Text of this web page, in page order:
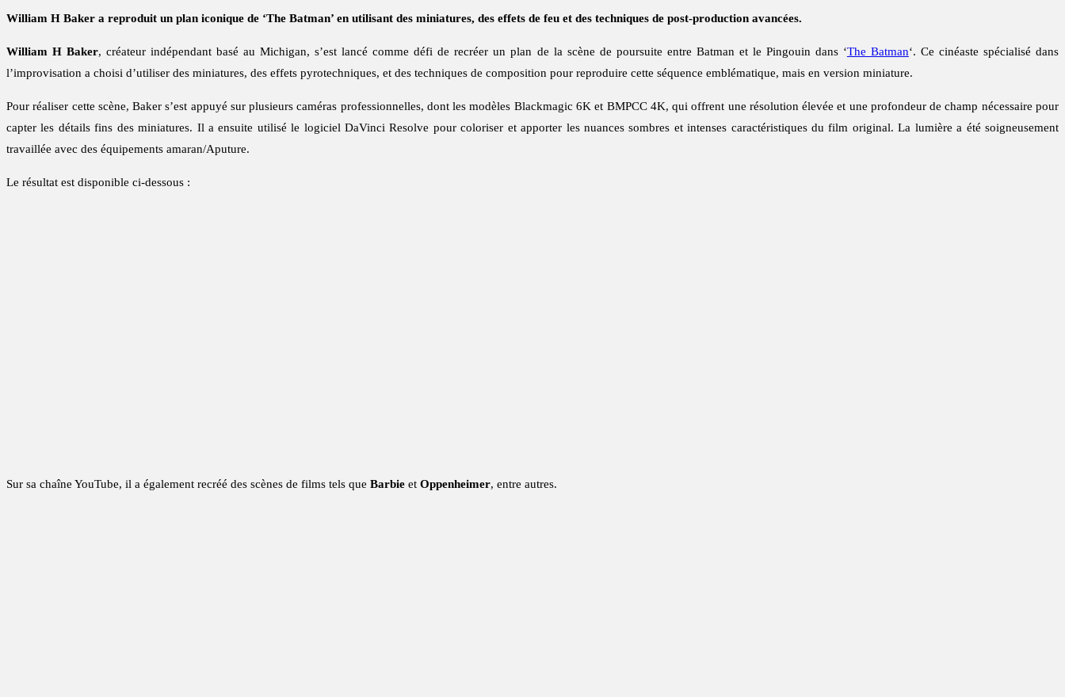
William H Baker a reproduit un plan iconique de ‘The Batman’ en utilisant des miniatures, des effets de feu et des techniques de post-production avancées.
William H Baker, créateur indépendant basé au Michigan, s’est lancé comme défi de recréer un plan de la scène de poursuite entre Batman et le Pingouin dans ‘The Batman‘. Ce cinéaste spécialisé dans
l’improvisation a choisi d’utiliser des miniatures, des effets pyrotechniques, et des techniques de composition pour reproduire cette séquence emblématique, mais en version miniature.
Pour réaliser cette scène, Baker s’est appuyé sur plusieurs caméras professionnelles, dont les modèles Blackmagic 6K et BMPCC 4K, qui offrent une résolution élevée et une profondeur de champ nécessaire pour
capter les détails fins des miniatures. Il a ensuite utilisé le logiciel DaVinci Resolve pour coloriser et apporter les nuances sombres et intenses caractéristiques du film original. La lumière a été soigneusement
travaillée avec des équipements amaran/Aputure.
Le résultat est disponible ci-dessous :
Sur sa chaîne YouTube, il a également recréé des scènes de films tels que Barbie et Oppenheimer, entre autres.